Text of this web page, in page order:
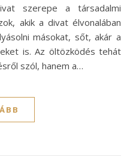
szerepe a társadalmi
akik a divat élvonalában
másokat, sőt, akár a
is. Az öltözködés tehát
szól, hanem a…